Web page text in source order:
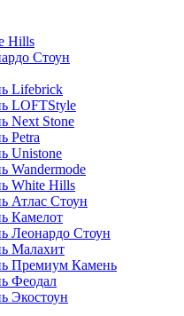
Hills
Стоун
Lifebrick
LOFTStyle
Next Stone
Petra
Unistone
Wandermode
White Hills
Атлас Стоун
Камелот
Леонардо Стоун
Малахит
Премиум Камень
Феодал
Экостоун